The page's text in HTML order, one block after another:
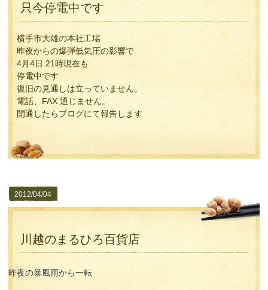
只今停電中です
横手市大雄の本社工場
昨夜からの爆弾低気圧の影響で
4月4日 21時現在も
停電中です
復旧の見通しは立っていません。
電話、FAX 通じません。
開通したらブログにて報告します
2012/04/04
川越のまるひろ百貨店
昨夜の暴風雨から一転